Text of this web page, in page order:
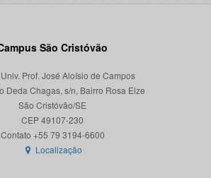
São Cristóvão
Prof. José Aloísio de Campos
Deda Chagas, s/n, Bairro Rosa Elze
São Cristóvão/SE
CEP 49107-230
Localização